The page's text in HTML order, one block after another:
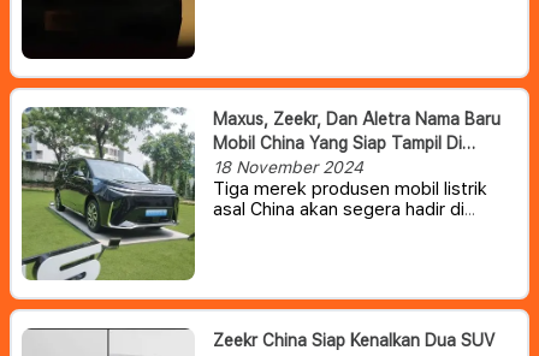
Show (GJAW), yang sebentar lagi
akan digelar di ICE-BSD City,
Tangsel 22 November – 1 Desember
2024.
Maxus, Zeekr, Dan Aletra Nama Baru
Mobil China Yang Siap Tampil Di
Indonesia
18 November 2024
Tiga merek produsen mobil listrik
asal China akan segera hadir di
Zeekr China Siap Kenalkan Dua SUV